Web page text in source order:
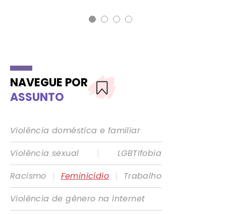
NAVEGUE POR
ASSUNTO
Violência doméstica e familiar
Violência sexual
|
LGBTIfobia
Racismo
| Feminicídio |
Trabalho
Violência de gênero na internet